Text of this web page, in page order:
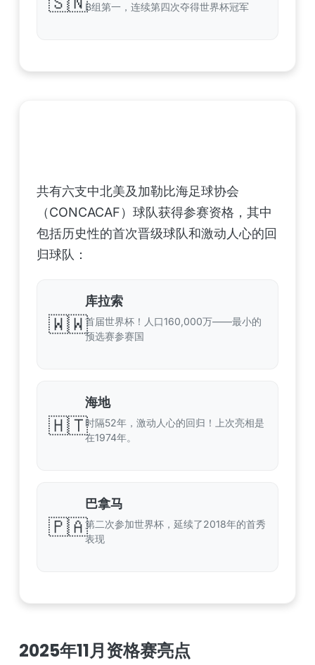
B组第一，连续第四次夺得世界杯冠军
共有六支中北美及加勒比海足球协会
（CONCACAF）球队获得参赛资格，其中
包括历史性的首次晋级球队和激动人心的回
归球队：
🇼🇼
库拉索
首届世界杯！人口160,000万——最小的
预选赛参赛国
🇭🇹
海地
时隔52年，激动人心的回归！上次亮相是
在1974年。
🇵🇦
巴拿马
第二次参加世界杯，延续了2018年的首秀
表现
2025年11月资格赛亮点